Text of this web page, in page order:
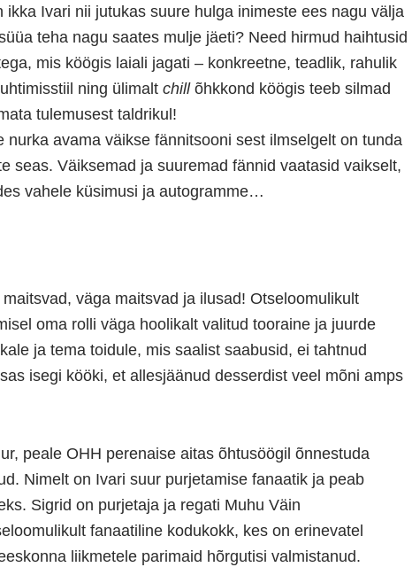
Ivari nii jutukas suure hulga inimeste ees nagu välja
teha nagu saates mulje jäeti? Need hirmud haihtusid
mis köögis laiali jagati – konkreetne, teadlik, rahulik
ning ülimalt chillõhkkond köögis teeb silmad
tulemusest taldrikul!
nurka avama väikse fännitsooni sest ilmselgelt on tunda
seas. Väiksemad ja suuremad fännid vaatasid vaikselt,
vahele küsimusi ja autogramme…
väga maitsvad ja ilusad! Otseloomulikult
oma rolli väga hoolikalt valitud tooraine ja juurde
ja tema toidule, mis saalist saabusid, ei tahtnud
isegi kööki, et allesjäänud desserdist veel mõni amps
peale OHH perenaise aitas õhtusöögil õnnestuda
Nimelt on Ivari suur purjetamise fanaatik ja peab
Sigrid on purjetaja ja regati Muhu Väin
fanaatiline kodukokk, kes on erinevatel
liikmetele parimaid hõrgutisi valmistanud.